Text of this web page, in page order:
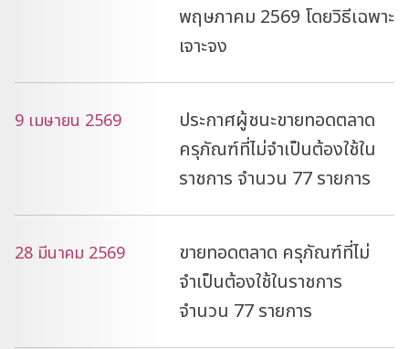
พฤษภาคม 2569 โดยวิธีเฉพาะ
เจาะจง
9 เมษายน 2569
ประกาศผู้ชนะขายทอดตลาด
ครุภัณฑ์ที่ไม่จำเป็นต้องใช้ใน
ราชการ จำนวน 77 รายการ
28 มีนาคม 2569
ขายทอดตลาด ครุภัณฑ์ที่ไม่
จำเป็นต้องใช้ในราชการ
จำนวน 77 รายการ